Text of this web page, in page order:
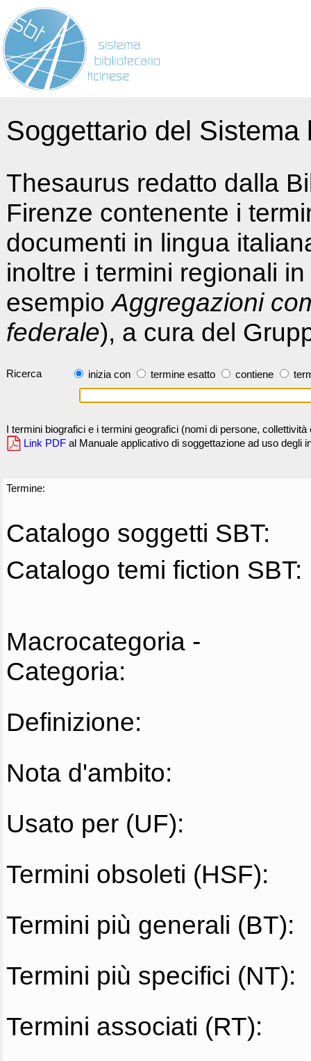
Soggettario del
Thesaurus redatto dalla
Firenze contenente i
documenti in lingua
inoltre i termini regionali
esempioAggregazioni
federale), a cura del
Ricerca inizia con termine esatto contiene
I termini biografici e i termini geografici (nomi di persone,
Link PDF al Manuale applicativo di soggettazione ad uso degli
Termine:
Catalogo soggetti SBT:
Catalogo temi fiction SBT:
Macrocategoria -
Categoria:
Definizione:
Nota d'ambito:
Usato per (UF):
Termini obsoleti (HSF):
Termini più generali (BT):
Termini più specifici (NT):
Termini associati (RT):